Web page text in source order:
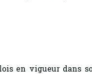
en vigueur dans